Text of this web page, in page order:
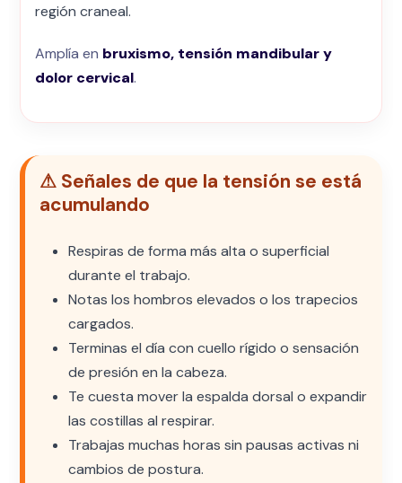
región craneal.
Amplía en bruxismo, tensión mandibular y
dolor cervical.
⚠ Señales de que la tensión se está
acumulando
Respiras de forma más alta o superficial
durante el trabajo.
Notas los hombros elevados o los trapecios
cargados.
Terminas el día con cuello rígido o sensación
de presión en la cabeza.
Te cuesta mover la espalda dorsal o expandir
las costillas al respirar.
Trabajas muchas horas sin pausas activas ni
cambios de postura.